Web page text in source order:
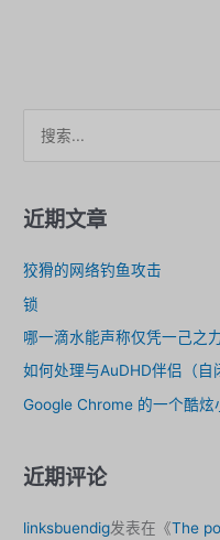
近期文章
狡猾的网络钓鱼攻击
锁
哪一滴水能声称仅凭一己之
如何处理与AuDHD伴侣（
Google Chrome 的一个酷炫
近期评论
linksbuendig发表在《The